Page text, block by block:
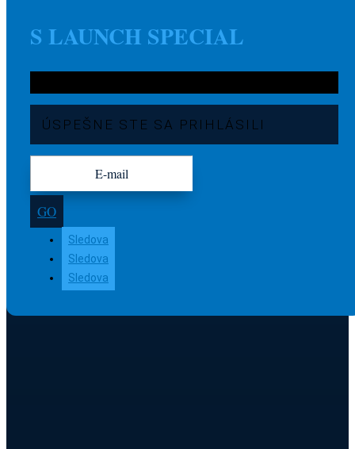
S LAUNCH SPECIAL
ÚSPEŠNE STE SA PRIHLÁSILI
GO
Sledova
Sledova
Sledova